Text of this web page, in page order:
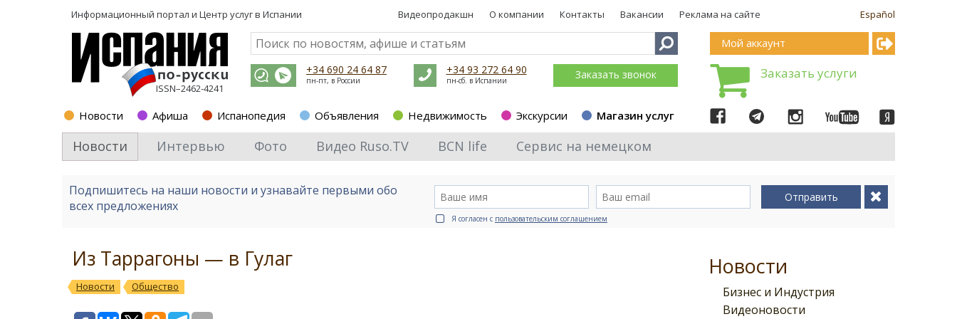
Информационный портал и Центр услуг в Испании Español
Видеопродакшн О компании Контакты Вакансии Реклама на сайте
ISSN–2462-4241
+34 690 24 64 87
пн-пт, в России
+34 93 272 64 90
пн-сб. в Испании Заказать звонок
Новости Афиша Испанопедия Объявления Недвижимость Экскурсии Магазин услуг
Мой аккаунт
Заказать услуги
Новости Интервью Фото Видео Ruso.TV BCN life Сервис на немецком
Подпишитесь на наши новости и узнавайте первыми обо
всех предложениях
Отправить
Я согласен с пользовательским соглашением
Новости
Бизнес и Индустрия
Видеоновости
Из Таррагоны — в Гулаг
Новости Общество